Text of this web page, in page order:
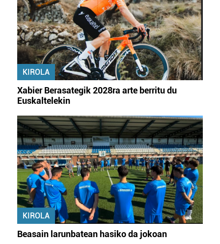
KIROLA
Xabier Berasategik 2028ra arte berritu du
Euskaltelekin
KIROLA
Beasain larunbatean hasiko da jokoan